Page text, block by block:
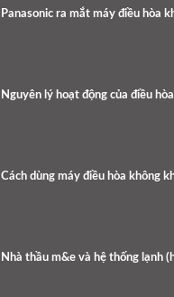
Panasonic ra mắt máy điều hòa
Nguyên lý hoạt động của điều
Cách dùng máy điều hòa không
Nhà thầu m&e và hệ thống lạnh